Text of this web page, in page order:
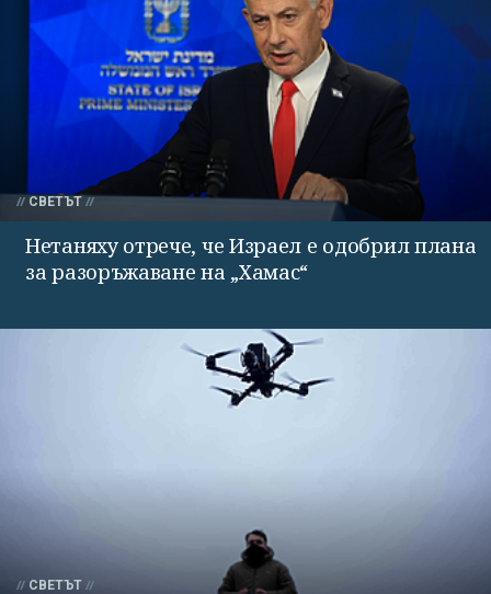
СВЕТЪТ
Нетаняху отрече, че Израел е одобрил плана
за разоръжаване на „Хамас“
СВЕТЪТ